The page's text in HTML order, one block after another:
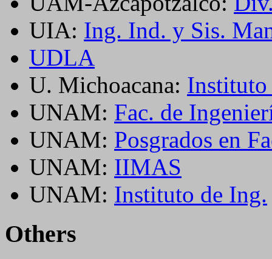
UIA: Ing. Ind. y Sis.
UDLA
U. Michoacana: Instituto
UNAM: Fac. de
UNAM: Posgrados en
UNAM: IIMAS
UNAM: Instituto de Ing.
Others